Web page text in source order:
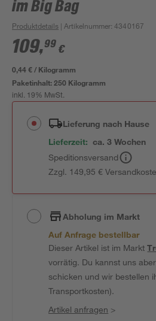
im Big Bag
Produktdetails | Artikelnummer:4340167
109,99 €
0,44 € / Kilogramm
Paketinhalt:250 Kilogramm
inkl. 19% MwSt.
Lieferung nach Hause
Lieferzeit: ca. 3 Wochen
Speditionsversand
Zzgl. 149,95 €
Abholung im Markt
Auf Anfrage bestellbar
Dieser Artikel ist im Markt
vorrätig. Du kannst uns
schicken und wir bestellen
Transportkosten).
Artikel anfragen >